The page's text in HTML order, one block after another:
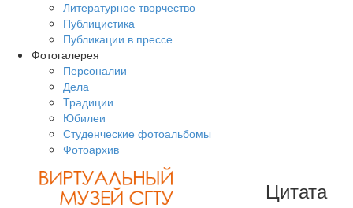
Литературное творчество
Публицистика
Публикации в прессе
Фотогалерея
Персоналии
Дела
Традиции
Юбилеи
Студенческие фотоальбомы
Фотоархив
Цитата